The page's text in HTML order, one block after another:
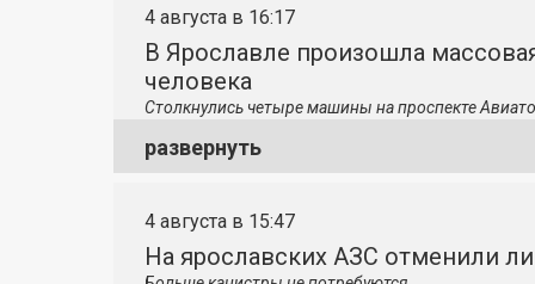
4 августа в 16:17
В Ярославле произошла
человека
Столкнулись четыре машины на проспекте
развернуть
4 августа в 15:47
На ярославских АЗС отменили